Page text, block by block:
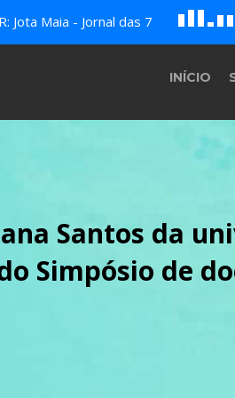
Jota Maia - Jornal das 7 A DE F
INÍCIO
Santos da
Simpósio de